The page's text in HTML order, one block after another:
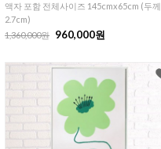
액자 포함 전체사이즈 145cmx65cm (두께
2.7cm)
1,360,000원
960,000원